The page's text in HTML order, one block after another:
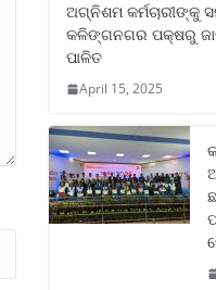
ଅଗ୍ନିଶମ କର୍ମଚାରୀଙ୍କୁ
କଳିଙ୍ଗନଗର ପକ୍ଷରୁ
ପାଳିତ
April 15, 2025